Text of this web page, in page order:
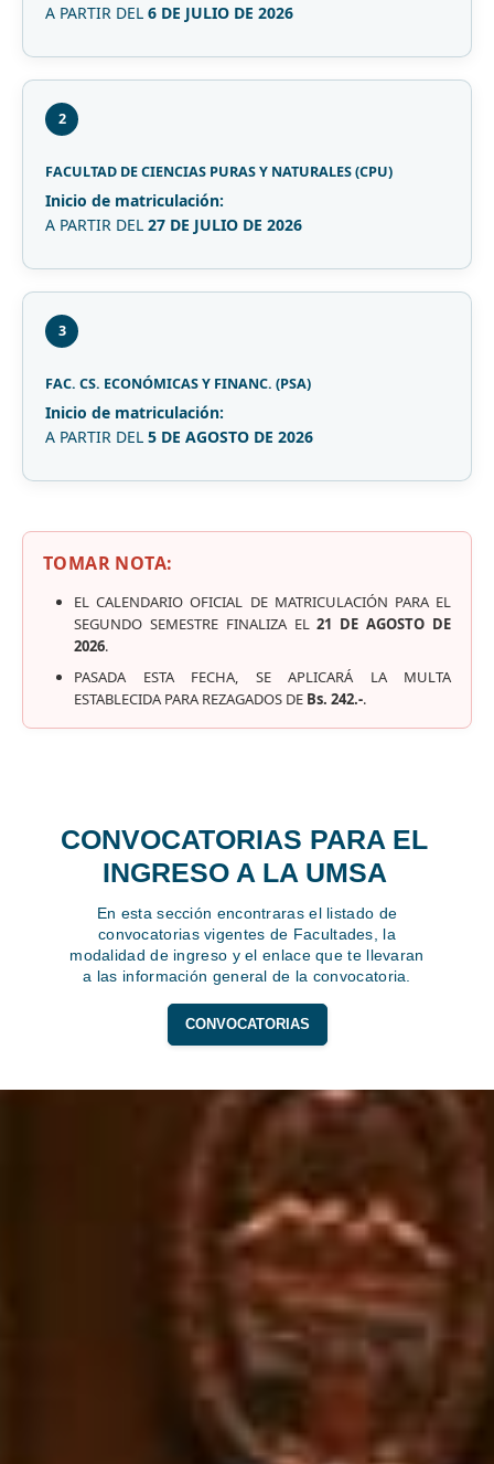
A PARTIR DEL 6 DE JULIO DE 2026
2
FACULTAD DE CIENCIAS PURAS Y NATURALES (CPU)
Inicio de matriculación:
A PARTIR DEL 27 DE JULIO DE 2026
3
FAC. CS. ECONÓMICAS Y FINANC. (PSA)
Inicio de matriculación:
A PARTIR DEL 5 DE AGOSTO DE 2026
TOMAR NOTA:
EL CALENDARIO OFICIAL DE MATRICULACIÓN PARA EL
SEGUNDO SEMESTRE FINALIZA EL21 DE AGOSTO DE
2026.
PASADA ESTA FECHA, SE APLICARÁ LA MULTA
ESTABLECIDA PARA REZAGADOS DE Bs. 242.-.
CONVOCATORIAS PARA EL
INGRESO A LA UMSA
En esta sección encontraras el listado de
convocatorias vigentes de Facultades, la
modalidad de ingreso y el enlace que te llevaran
a las información general de la convocatoria.
CONVOCATORIAS